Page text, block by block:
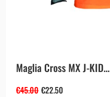
Maglia Cross MX J-KID...
€45.00 €22.50